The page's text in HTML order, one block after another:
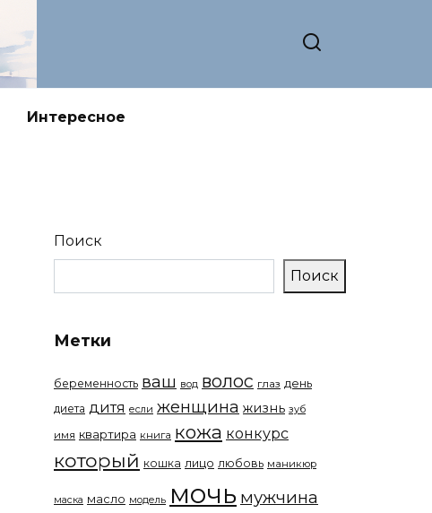
Интересное
Поиск
Поиск
Метки
беременность ваш вод волос глаз день
диета дитя если женщина жизнь зуб
имя квартира книга кожа конкурс
который кошка лицо любовь маникюр
маска масло модель мочь мужчина